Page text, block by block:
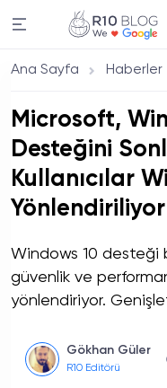
Ana Sayfa Haberler
Microsoft,
Desteğini
Kullanıcılar
Yönlendiriliyor
Windows 10 desteği
güvenlik ve
yönlendiriyor.
Gökhan Güler
R10 Editörü